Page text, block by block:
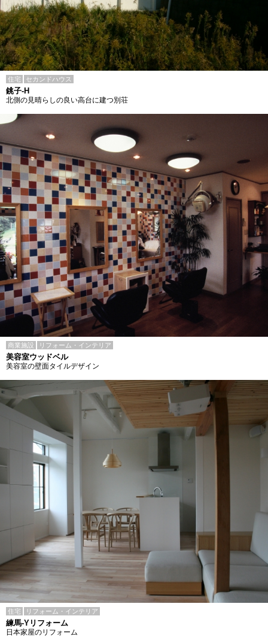
住宅 セカンドハウス
銚子-H
北側の見晴らしの良い高台に建つ別荘
商業施設 リフォーム・インテリア
美容室ウッドベル
美容室の壁面タイルデザイン
住宅 リフォーム・インテリア
練馬-Yリフォーム
日本家屋のリフォーム